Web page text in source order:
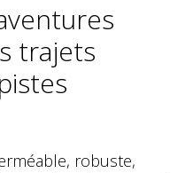
trajets
robuste,